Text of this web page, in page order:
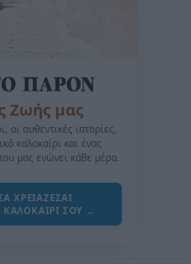
Ζωής μας
οι αυθεντικές ιστορίες,
καλοκαίρι και ένας
μας ενώνει κάθε μέρα.
ΧΡΕΙΑΖΕΣΑΙ
ΚΑΛΟΚΑΙΡΙ ΣΟΥ →